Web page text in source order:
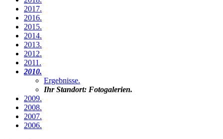
2017.
2016.
2015.
2014.
2013.
2012.
2011 .
2010.
Ergebnisse.
Ihr Standort: Fotogalerien.
2009.
2008.
2007.
2006.